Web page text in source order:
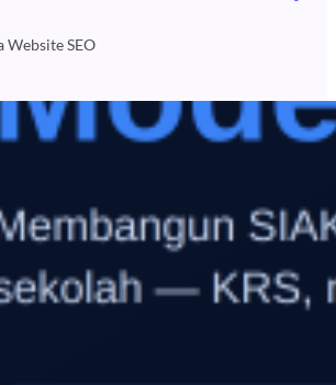
Website SEO